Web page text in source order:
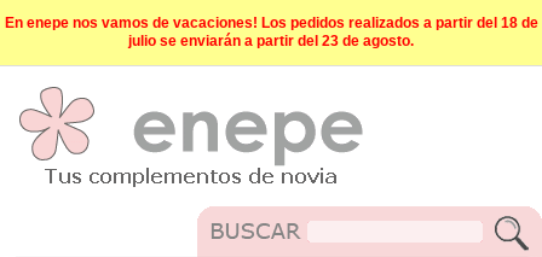
En enepe nos vamos de vacaciones! Los pedidos realizados a partir del 18 de
julio se enviarán a partir del 23 de agosto.